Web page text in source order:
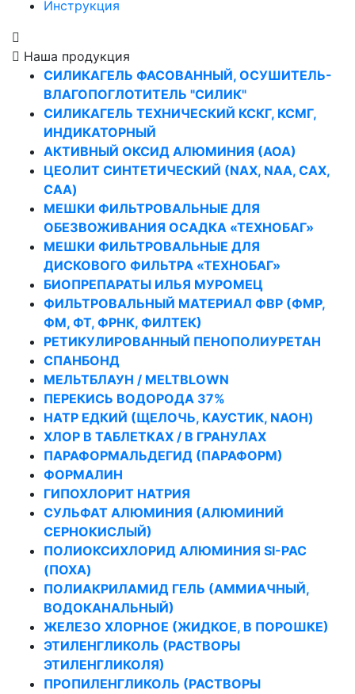
Инструкция
Наша продукция
СИЛИКАГЕЛЬ ФАСОВАННЫЙ, ОСУШИТЕЛЬ-
ВЛАГОПОГЛОТИТЕЛЬ "СИЛИК"
СИЛИКАГЕЛЬ ТЕХНИЧЕСКИЙ КСКГ, КСМГ,
ИНДИКАТОРНЫЙ
АКТИВНЫЙ ОКСИД АЛЮМИНИЯ (АОА)
ЦЕОЛИТ СИНТЕТИЧЕСКИЙ (NAX, NAA, CAX,
CAA)
МЕШКИ ФИЛЬТРОВАЛЬНЫЕ ДЛЯ
ОБЕЗВОЖИВАНИЯ ОСАДКА «ТЕХНОБАГ»
МЕШКИ ФИЛЬТРОВАЛЬНЫЕ ДЛЯ
ДИСКОВОГО ФИЛЬТРА «ТЕХНОБАГ»
БИОПРЕПАРАТЫ ИЛЬЯ МУРОМЕЦ
ФИЛЬТРОВАЛЬНЫЙ МАТЕРИАЛ ФВР (ФМР,
ФМ, ФТ, ФРНК, ФИЛТЕК)
РЕТИКУЛИРОВАННЫЙ ПЕНОПОЛИУРЕТАН
СПАНБОНД
МЕЛЬТБЛАУН / MELTBLOWN
ПЕРЕКИСЬ ВОДОРОДА 37%
НАТР ЕДКИЙ (ЩЕЛОЧЬ, КАУСТИК, NAOH)
ХЛОР В ТАБЛЕТКАХ / В ГРАНУЛАХ
ПАРАФОРМАЛЬДЕГИД (ПАРАФОРМ)
ФОРМАЛИН
ГИПОХЛОРИТ НАТРИЯ
СУЛЬФАТ АЛЮМИНИЯ (АЛЮМИНИЙ
СЕРНОКИСЛЫЙ)
ПОЛИОКСИХЛОРИД АЛЮМИНИЯ SI-PAC
(ПОХА)
ПОЛИАКРИЛАМИД ГЕЛЬ (АММИАЧНЫЙ,
ВОДОКАНАЛЬНЫЙ)
ЖЕЛЕЗО ХЛОРНОЕ (ЖИДКОЕ, В ПОРОШКЕ)
ЭТИЛЕНГЛИКОЛЬ (РАСТВОРЫ
ЭТИЛЕНГЛИКОЛЯ)
ПРОПИЛЕНГЛИКОЛЬ (РАСТВОРЫ